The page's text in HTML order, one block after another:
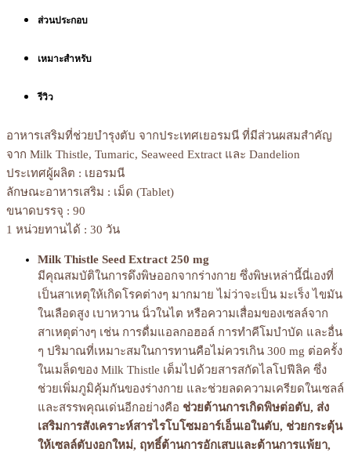
ส่วนประกอบ
เหมาะสำหรับ
รีวิว
อาหารเสริมที่ช่วยบำรุงตับ จากประเทศเยอรมนี ที่มีส่วนผสมสำคัญ
จาก Milk Thistle, Tumaric, Seaweed Extract และ Dandelion
ประเทศผู้ผลิต : เยอรมนี
ลักษณะอาหารเสริม : เม็ด (Tablet)
ขนาดบรรจุ : 90
1 หน่วยทานได้ : 30 วัน
Milk Thistle Seed Extract 250 mg
มีคุณสมบัติในการดึงพิษออกจากร่างกาย ซึ่งพิษเหล่านี้นี่เองที่
เป็นสาเหตุให้เกิดโรคต่างๆ มากมาย ไม่ว่าจะเป็น มะเร็ง ไขมัน
ในเลือดสูง เบาหวาน นิ่วในไต หรือความเสื่อมของเซลล์จาก
สาเหตุต่างๆ เช่น การดื่มแอลกอฮอล์ การทำคีโมบำบัด และอื่น
ๆ ปริมาณที่เหมาะสมในการทานคือไม่ควรเกิน 300 mg ต่อครั้ง
ในเมล็ดของ Milk Thistle เต็มไปด้วยสารสกัดไลโปฟีลิค ซึ่ง
ช่วยเพิ่มภูมิคุ้มกันของร่างกาย และช่วยลดความเครียดในเซลล์
และสรรพคุณเด่นอีกอย่างคือ ช่วยต้านการเกิดพิษต่อตับ, ส่ง
เสริมการสังเคราะห์สารไรโบโซมอาร์เอ็นเอในตับ, ช่วยกระตุ้น
ให้เซลล์ตับงอกใหม่, ฤทธิ์ต้านการอักเสบและต้านการแพ้ยา,